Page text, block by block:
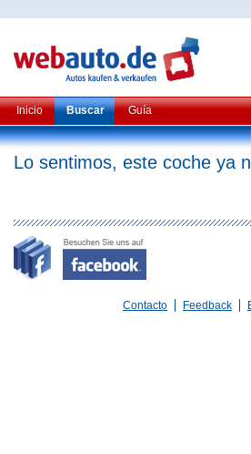
Inicio Buscar Guía
Lo sentimos, este coche ya
Contacto Feedback